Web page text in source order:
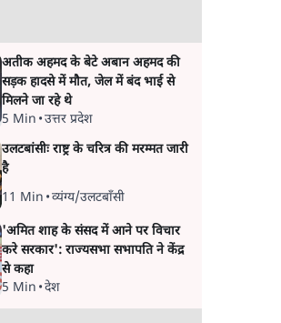
अतीक अहमद के बेटे अबान अहमद की
सड़क हादसे में मौत, जेल में बंद भाई से
मिलने जा रहे थे
5 Min •उत्तर प्रदेश
उलटबांसीः राष्ट्र के चरित्र की मरम्मत जारी
है
11 Min •व्यंग्य/उलटबाँसी
'अमित शाह के संसद में आने पर विचार
करे सरकार': राज्यसभा सभापति ने केंद्र
से कहा
5 Min •देश